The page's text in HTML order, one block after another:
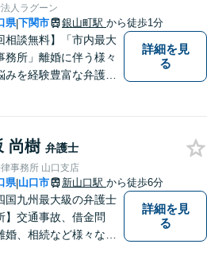
人ラグーン
県|下関市 銀山町駅 から徒歩1分
相談無料】「市内最大
務所」離婚に伴う様々
みを経験豊富な弁護士
年間150件以上」【子
談可】【休日・夜間相
】
詳細を見
る
尚樹 弁護士
事務所 山口支店
県|山口市 新山口駅 から徒歩6分
国九州最大級の弁護士
】交通事故、借金問
婚、相続など様々な問
詳細を見
る